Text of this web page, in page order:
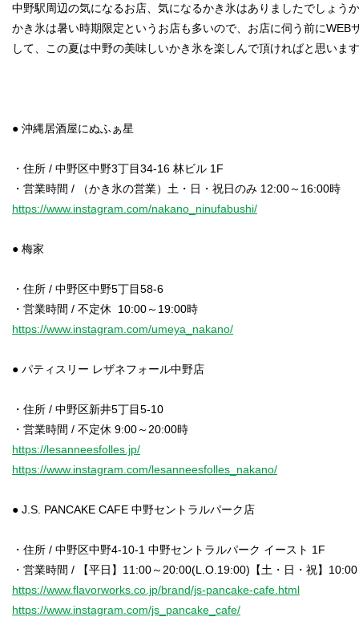
中野駅周辺の気になるお店、気になるかき氷はありましたでしょう
かき氷は暑い時期限定というお店も多いので、お店に伺う前にWEB
して、この夏は中野の美味しいかき氷を楽しんで頂ければと思いま
● 沖縄居酒屋にぬふぁ星
・住所 / 中野区中野3丁目34-16 林ビル 1F
https://www.instagram.com/nakano_ninufabushi/
● 梅家
・住所 / 中野区中野5丁目58-6
https://www.instagram.com/umeya_nakano/
● パティスリー レザネフォール中野店
・住所 / 中野区新井5丁目5-10
https://lesanneesfolles.jp/
https://www.instagram.com/lesanneesfolles_nakano/
● J.S. PANCAKE CAFE 中野セントラルパーク店
・住所 / 中野区中野4-10-1 中野セントラルパーク イースト 1F
https://www.flavorworks.co.jp/brand/js-pancake-cafe.html
https://www.instagram.com/js_pancake_cafe/